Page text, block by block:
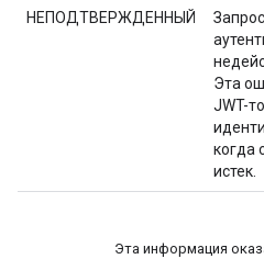
НЕПОДТВЕРЖДЕННЫЙ
Эта
JWT-
когда
истек.
Эта информация